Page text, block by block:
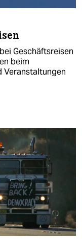
Geschäftsreisen
beim
Veranstaltungen